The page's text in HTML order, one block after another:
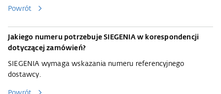
Powrót
Jakiego numeru potrzebuje SIEGENIA w korespondencji
dotyczącej zamówień?
SIEGENIA wymaga wskazania numeru referencyjnego
dostawcy.